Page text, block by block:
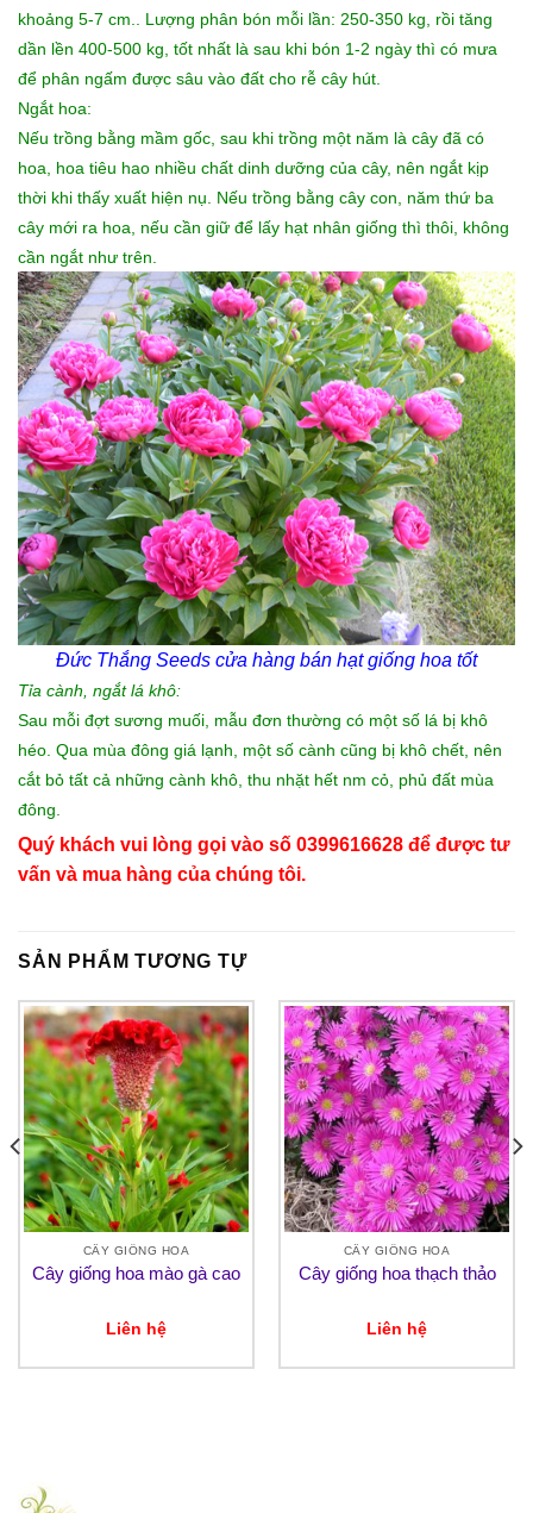
khoảng 5-7 cm.. Lượng phân bón mỗi lần: 250-350 kg, rồi tăng
dần lền 400-500 kg, tốt nhất là sau khi bón 1-2 ngày thì có mưa
để phân ngấm được sâu vào đất cho rễ cây hút.
Ngắt hoa:
Nếu trồng bằng mầm gốc, sau khi trồng một năm là cây đã có
hoa, hoa tiêu hao nhiều chất dinh dưỡng của cây, nên ngắt kịp
thời khi thấy xuất hiện nụ. Nếu trồng bằng cây con, năm thứ ba
cây mới ra hoa, nếu cần giữ để lấy hạt nhân giống thì thôi, không
cần ngắt như trên.
Đức Thắng Seeds cửa hàng bán hạt giống hoa tốt
Tỉa cành, ngắt lá khô:
Sau mỗi đợt sương muối, mẫu đơn thường có một số lá bị khô
héo. Qua mùa đông giá lạnh, một số cành cũng bị khô chết, nên
cắt bỏ tất cả những cành khô, thu nhặt hết nm cỏ, phủ đất mùa
đông.
Quý khách vui lòng gọi vào số 0399616628 để được tư
vấn và mua hàng của chúng tôi.
SẢN PHẨM TƯƠNG TỰ
CÂY GIỐNG HOA
Cây giống hoa mào gà cao
Liên hệ
CÂY GIỐNG HOA
Cây giống hoa thạch thảo
Liên hệ